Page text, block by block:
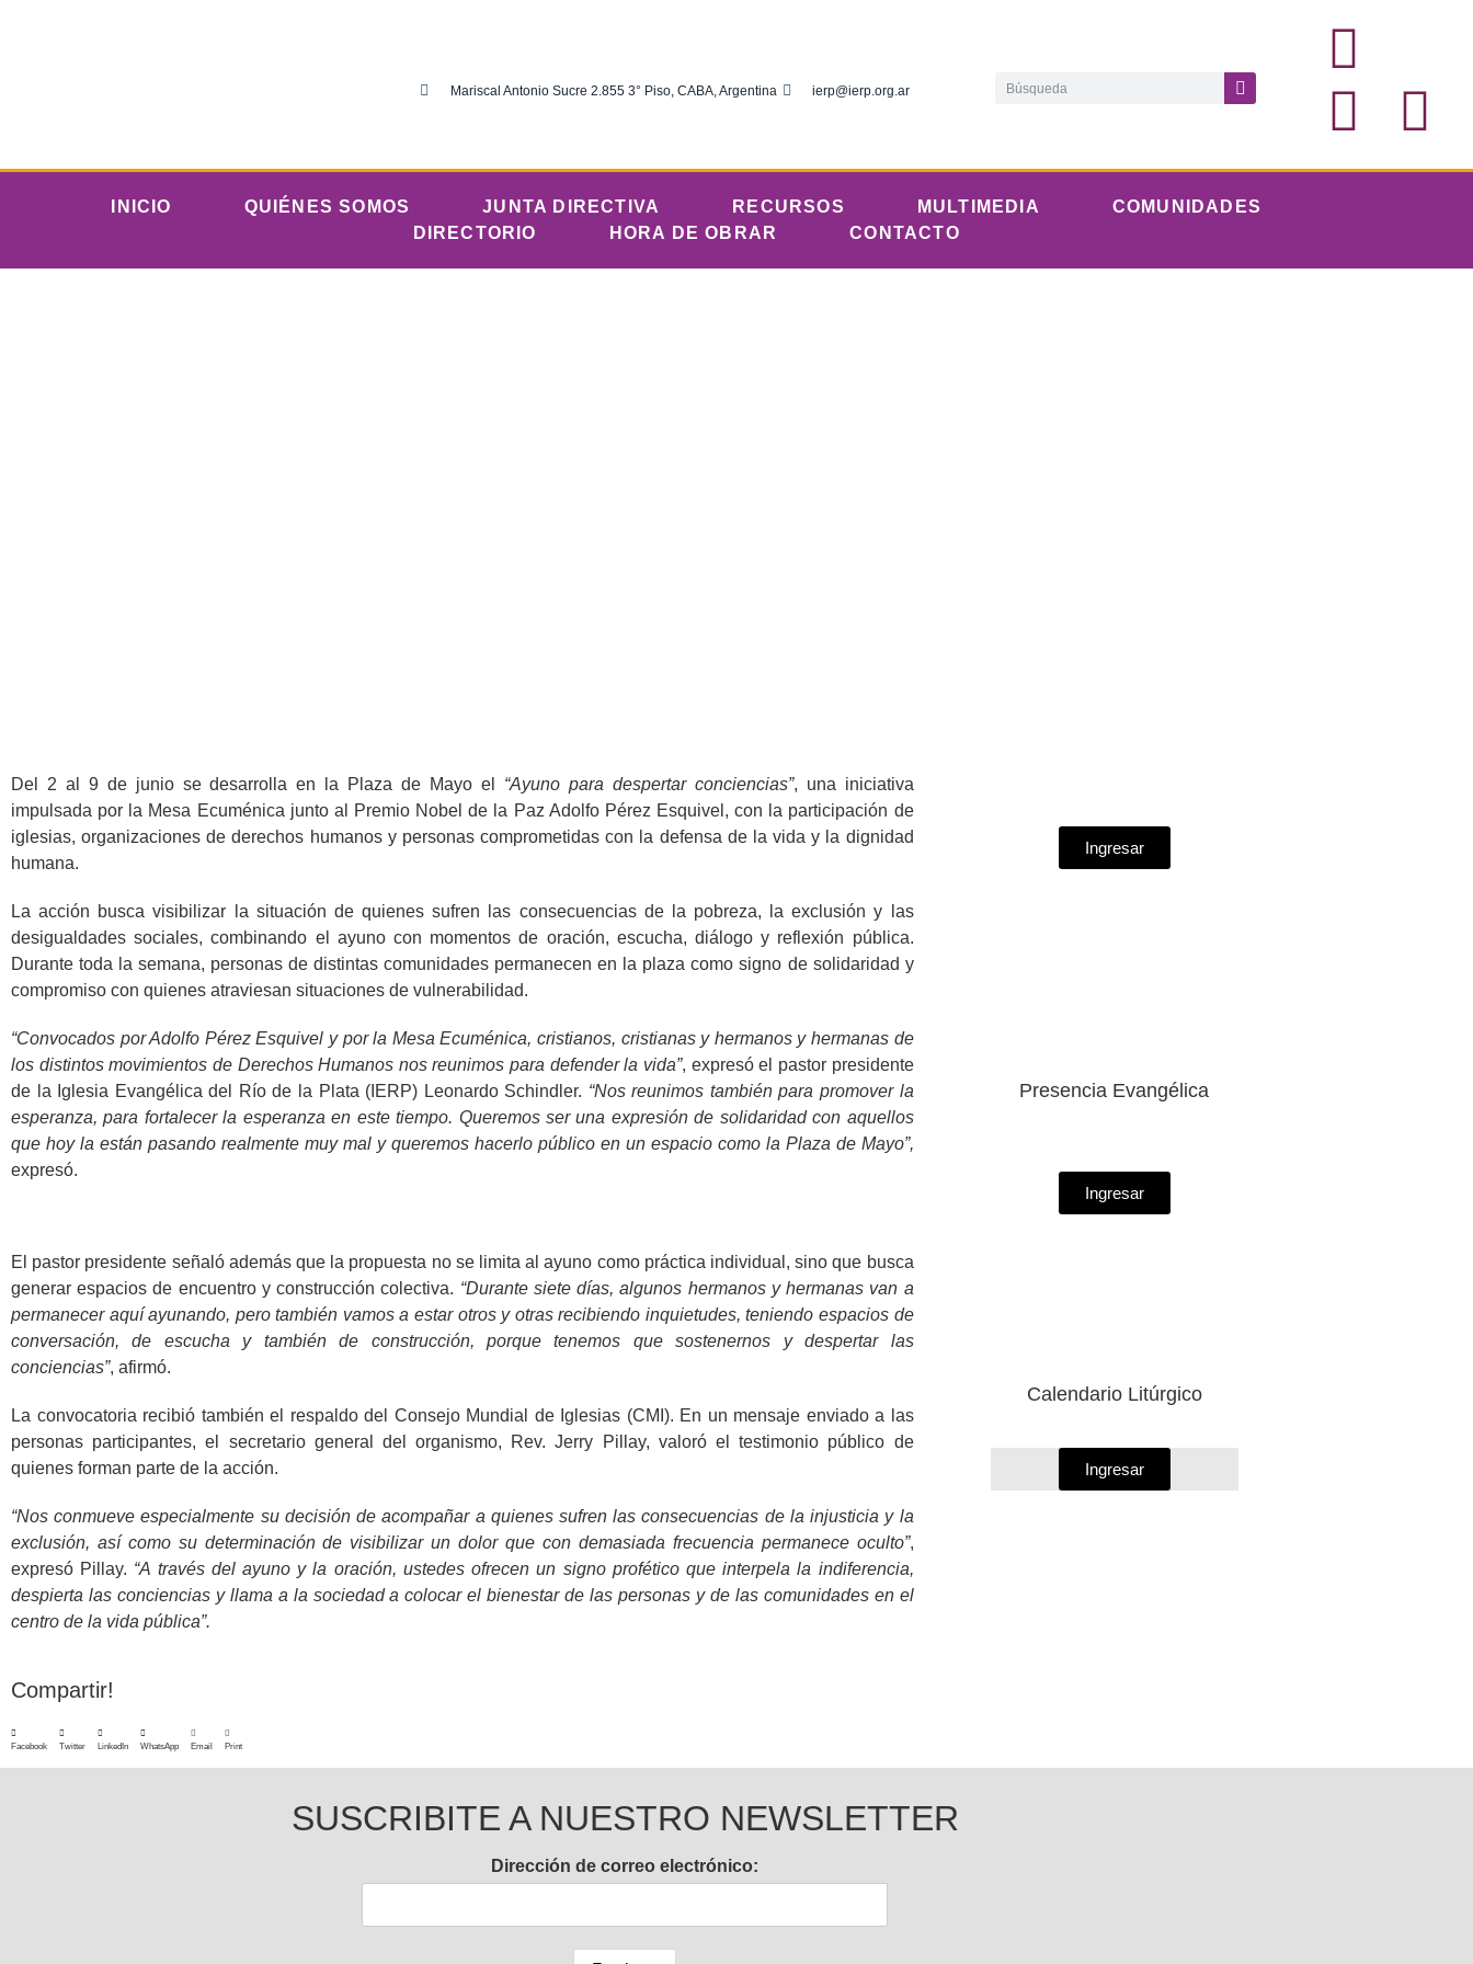
Mariscal Antonio Sucre 2.855 3° Piso, CABA, Argentina ierp@ierp.org.ar
INICIO QUIÉNES SOMOS JUNTA DIRECTIVA RECURSOS MULTIMEDIA
COMUNIDADES
DIRECTORIO
HORA DE OBRAR CONTACTO
Del 2 al 9 de junio se desarrolla en la Plaza de Mayo el “Ayuno para despertar conciencias”, una iniciativa
impulsada por la Mesa Ecuménica junto al Premio Nobel de la Paz Adolfo Pérez Esquivel, con la participación de
iglesias, organizaciones de derechos humanos y personas comprometidas con la defensa de la vida y la dignidad
humana.
La acción busca visibilizar la situación de quienes sufren las consecuencias de la pobreza, la exclusión y las
desigualdades sociales, combinando el ayuno con momentos de oración, escucha, diálogo y reflexión pública.
Durante toda la semana, personas de distintas comunidades permanecen en la plaza como signo de solidaridad y
compromiso con quienes atraviesan situaciones de vulnerabilidad.
“Convocados por Adolfo Pérez Esquivel y por la Mesa Ecuménica, cristianos, cristianas y hermanos y hermanas de
los distintos movimientos de Derechos Humanos nos reunimos para defender la vida”, expresó el pastor presidente
de la Iglesia Evangélica del Río de la Plata (IERP) Leonardo Schindler. “Nos reunimos también para promover la
esperanza, para fortalecer la esperanza en este tiempo. Queremos ser una expresión de solidaridad con aquellos
que hoy la están pasando realmente muy mal y queremos hacerlo público en un espacio como la Plaza de Mayo”,
expresó.
El pastor presidente señaló además que la propuesta no se limita al ayuno como práctica individual, sino que busca
generar espacios de encuentro y construcción colectiva. “Durante siete días, algunos hermanos y hermanas van a
permanecer aquí ayunando, pero también vamos a estar otros y otras recibiendo inquietudes, teniendo espacios de
conversación, de escucha y también de construcción, porque tenemos que sostenernos y despertar las
conciencias”, afirmó.
La convocatoria recibió también el respaldo del Consejo Mundial de Iglesias (CMI). En un mensaje enviado a las
personas participantes, el secretario general del organismo, Rev. Jerry Pillay, valoró el testimonio público de
quienes forman parte de la acción.
“Nos conmueve especialmente su decisión de acompañar a quienes sufren las consecuencias de la injusticia y la
exclusión, así como su determinación de visibilizar un dolor que con demasiada frecuencia permanece oculto”,
expresó Pillay. “A través del ayuno y la oración, ustedes ofrecen un signo profético que interpela la indiferencia,
despierta las conciencias y llama a la sociedad a colocar el bienestar de las personas y de las comunidades en el
centro de la vida pública”.
Compartir!
Facebook Twitter LinkedIn WhatsApp Email Print
Ingresar
Presencia Evangélica
Ingresar
Calendario Litúrgico
Ingresar
SUSCRIBITE A NUESTRO NEWSLETTER
Dirección de correo electrónico: